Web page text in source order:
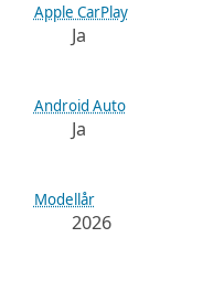
Apple CarPlay
Ja
Android Auto
Ja
Modellår
2026